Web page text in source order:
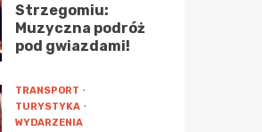
Strzegomiu:
Muzyczna podróż
pod gwiazdami!
TRANSPORT
TURYSTYKA
WYDARZENIA